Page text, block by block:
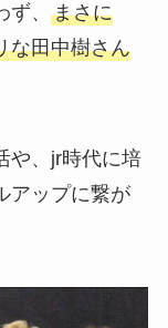
、 まさに
な田中樹さん
や、jr時代に培
アップに繋が